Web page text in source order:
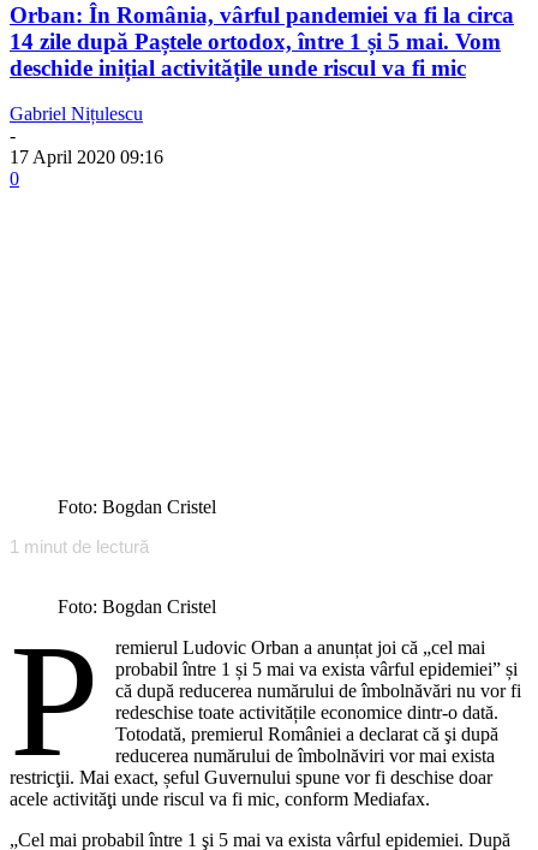
Orban: În România, vârful pandemiei va fi la circa
14 zile după Paștele ortodox, între 1 și 5 mai. Vom
deschide inițial activitățile unde riscul va fi mic
Gabriel Nițulescu
-
17 April 2020 09:16
0
Foto: Bogdan Cristel
1 minut de lectură
Foto: Bogdan Cristel
P
remierul Ludovic Orban a anunțat joi că „cel mai
probabil între 1 și 5 mai va exista vârful epidemiei” și
că după reducerea numărului de îmbolnăvări nu vor fi
redeschise toate activitățile economice dintr-o dată.
Totodată, premierul României a declarat că şi după
reducerea numărului de îmbolnăviri vor mai exista
restricţii. Mai exact, șeful Guvernului spune vor fi deschise doar
acele activităţi unde riscul va fi mic, conform Mediafax.
„Cel mai probabil între 1 şi 5 mai va exista vârful epidemiei. După